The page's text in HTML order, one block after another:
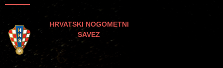
HRVATSKI NOGOMETNI
SAVEZ